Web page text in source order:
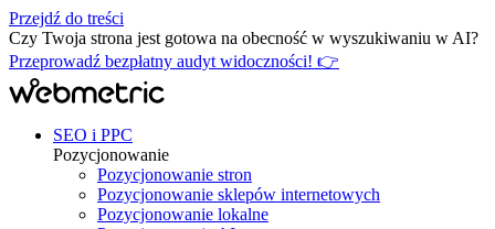
Przejdź do treści
Czy Twoja strona jest gotowa na obecność w wyszukiwaniu w AI?
Przeprowadź bezpłatny audyt widoczności! 👉
SEO i PPC
Pozycjonowanie
Pozycjonowanie stron
Pozycjonowanie sklepów internetowych
Pozycjonowanie lokalne